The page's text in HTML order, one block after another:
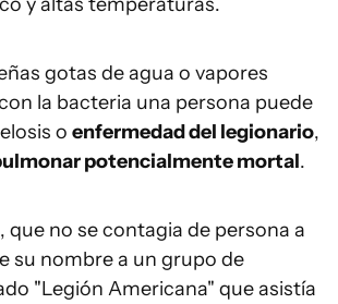
gotas de agua o vapores
la bacteria una persona puede
o enfermedad del legionario,
potencialmente mortal.
que no se contagia de persona a
su nombre a un grupo de
"Legión Americana" que asistía